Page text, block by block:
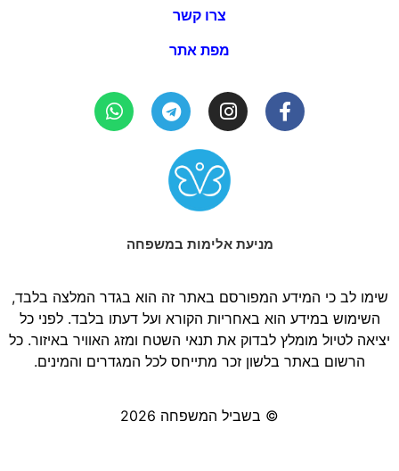
צרו קשר
מפת אתר
מניעת אלימות במשפחה
שימו לב כי המידע המפורסם באתר זה הוא בגדר המלצה בלבד,
השימוש במידע הוא באחריות הקורא ועל דעתו בלבד. לפני כל
יציאה לטיול מומלץ לבדוק את תנאי השטח ומזג האוויר באיזור. כל
הרשום באתר בלשון זכר מתייחס לכל המגדרים והמינים.
© בשביל המשפחה 2026